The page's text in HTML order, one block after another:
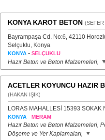
KONYA KAROT BETON
Bayrampaşa Cd. No:6, 42110
Selçuklu, Konya
KONYA - SELÇUKLU
Hazır Beton ve Beton Malzemeleri,
ACETLER KOYUNCU HAZIR
(HAKAN IŞIK)
LORAS MAHALLESİ 15393 SOKAK
KONYA - MERAM
Hazır Beton ve Beton Malzemeleri,
Döşeme ve Yer Kaplamaları,